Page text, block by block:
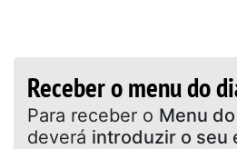
Receber o menu do
Para receber o Menu
deverá introduzir o seu